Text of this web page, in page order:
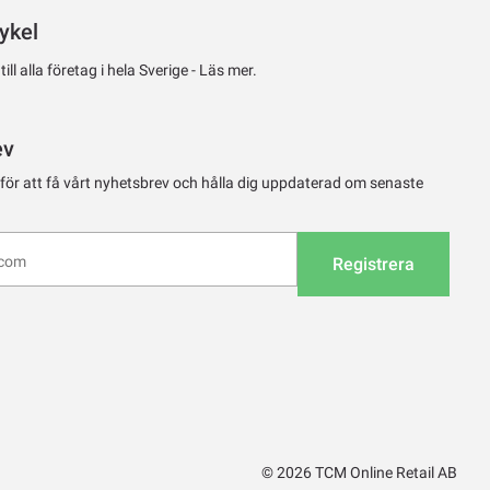
alla företag i hela Sverige - Läs mer.
att få vårt nyhetsbrev och hålla dig uppdaterad om senaste
Registrera
© 2026 TCM Online Retail AB